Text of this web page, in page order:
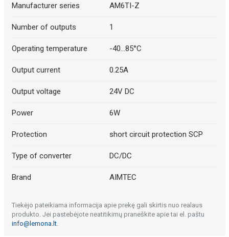
Manufacturer series AM6TI-Z
Number of outputs 1
Operating temperature -40...85°C
Output current 0.25A
Output voltage 24V DC
Power 6W
Protection short circuit protection SCP
Type of converter DC/DC
Brand AIMTEC
Tiekėjo pateikiama informacija apie prekę gali skirtis nuo realaus
produkto. Jei pastebėjote neatitikimų praneškite apie tai el. paštu
info@lemona.lt.